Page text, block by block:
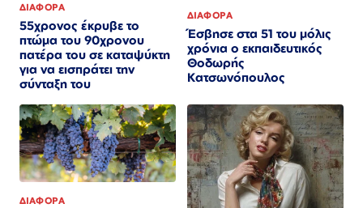
ΔΙΑΦΟΡΑ
55χρονος έκρυβε το
πτώμα του 90χρονου
πατέρα του σε καταψύκτη
για να εισπράτει την
σύνταξη του
ΔΙΑΦΟΡΑ
Έσβησε στα 51 του μόλις
χρόνια ο εκπαιδευτικός
Θοδωρής
Κατσωνόπουλος
ΔΙΑΦΟΡΑ